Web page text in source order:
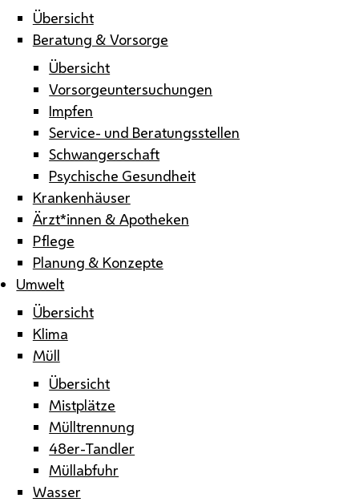
Übersicht
Beratung & Vorsorge
Übersicht
Vorsorgeuntersuchungen
Impfen
Service- und Beratungsstellen
Schwangerschaft
Psychische Gesundheit
Krankenhäuser
Ärzt*innen & Apotheken
Pflege
Planung & Konzepte
Umwelt
Übersicht
Klima
Müll
Übersicht
Mistplätze
Mülltrennung
48er-Tandler
Müllabfuhr
Wasser